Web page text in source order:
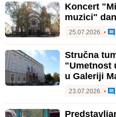
Koncert
muzici"
25.07.2026. •
Stručna
"Umetnost
u Galeriji
23.07.2026. •